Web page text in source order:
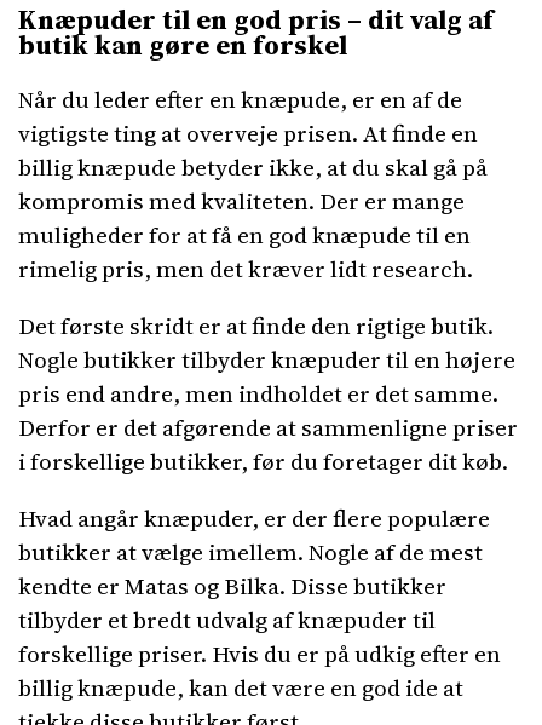
Knæpuder til en god pris – dit valg af
butik kan gøre en forskel
Når du leder efter en knæpude, er en af de
vigtigste ting at overveje prisen. At finde en
billig knæpude betyder ikke, at du skal gå på
kompromis med kvaliteten. Der er mange
muligheder for at få en god knæpude til en
rimelig pris, men det kræver lidt research.
Det første skridt er at finde den rigtige butik.
Nogle butikker tilbyder knæpuder til en højere
pris end andre, men indholdet er det samme.
Derfor er det afgørende at sammenligne priser
i forskellige butikker, før du foretager dit køb.
Hvad angår knæpuder, er der flere populære
butikker at vælge imellem. Nogle af de mest
kendte er Matas og Bilka. Disse butikker
tilbyder et bredt udvalg af knæpuder til
forskellige priser. Hvis du er på udkig efter en
billig knæpude, kan det være en god ide at